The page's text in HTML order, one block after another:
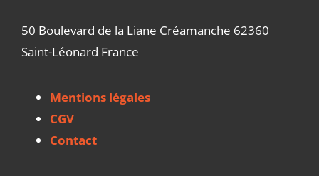
50 Boulevard de la Liane Créamanche 62360
Saint-Léonard France
Mentions légales
CGV
Contact